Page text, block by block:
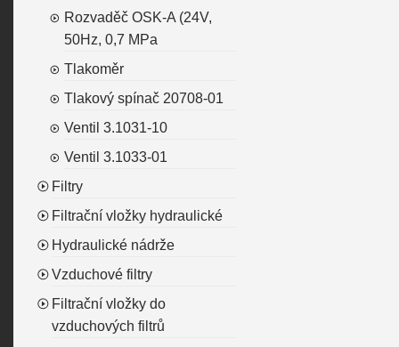
Rozvaděč OSK-A (24V,
50Hz, 0,7 MPa
Tlakoměr
Tlakový spínač 20708-01
Ventil 3.1031-10
Ventil 3.1033-01
Filtry
Filtrační vložky hydraulické
Hydraulické nádrže
Vzduchové filtry
Filtrační vložky do
vzduchových filtrů